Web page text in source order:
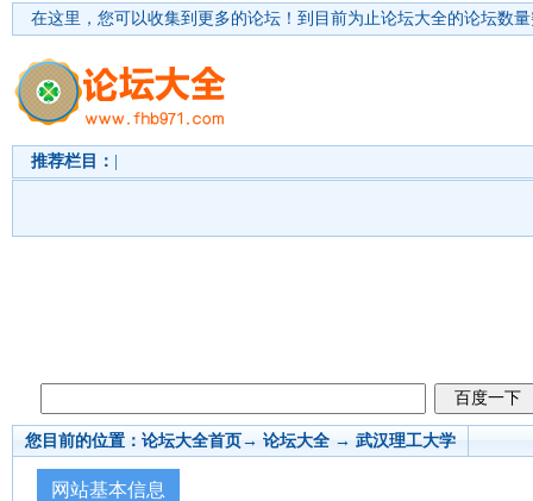
在这里，您可以收集到更多的论坛！ 到目前为止论坛大全的论坛数
推荐栏目：
您目前的位置： 论坛大全首页→ 论坛大全 → 武汉理工大学
网站基本信息